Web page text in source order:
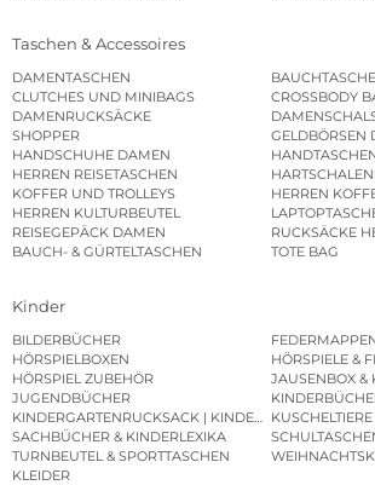
Taschen & Accessoires
DAMENTASCHEN
CLUTCHES UND MINIBAGS
CROSSBODY
DAMENRUCKSÄCKE
SHOPPER
GELDBÖRSEN
HANDSCHUHE DAMEN
HERREN REISETASCHEN
KOFFER UND TROLLEYS
HERREN
HERREN KULTURBEUTEL
REISEGEPÄCK DAMEN
RUCKSÄCKE
BAUCH- & GÜRTELTASCHEN
TOTE BAG
Kinder
BILDERBÜCHER
HÖRSPIELBOXEN
HÖRSPIELE &
HÖRSPIEL ZUBEHÖR
JAUSENBOX &
JUGENDBÜCHER
KINDERGARTENRUCKSACK | KINDERGARTENBEUTEL
KUSCHELTIERE
SACHBÜCHER & KINDERLEXIKA
TURNBEUTEL & SPORTTASCHEN
KLEIDER